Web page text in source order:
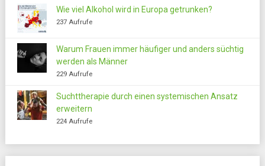
Wie viel Alkohol wird in Europa getrunken?
237 Aufrufe
Warum Frauen immer häufiger und anders süchtig
werden als Männer
229 Aufrufe
Suchttherapie durch einen systemischen Ansatz
erweitern
224 Aufrufe